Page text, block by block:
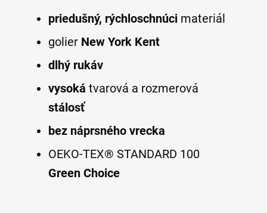
priedušný, rýchloschnúci materiál
golier New York Kent
dlhý rukáv
vysoká tvarová a rozmerová
stálosť
bez náprsného vrecka
OEKO-TEX® STANDARD 100
Green Choice